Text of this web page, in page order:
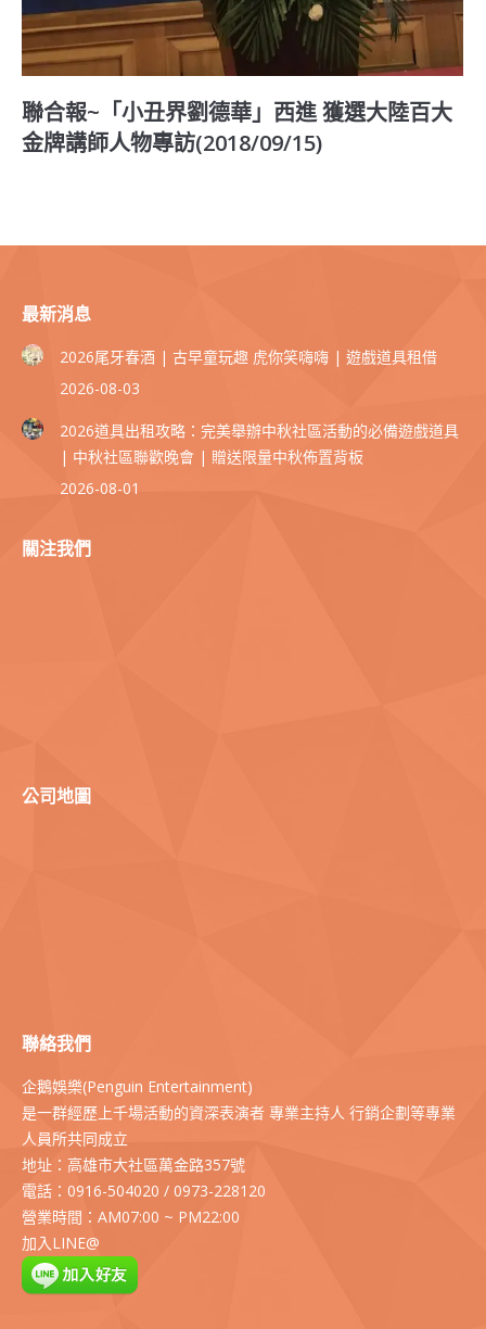
聯合報~「小丑界劉德華」西進 獲選大陸百大
金牌講師人物專訪(2018/09/15)
最新消息
2026尾牙春酒 | 古早童玩趣 虎你笑嗨嗨 | 遊戲道具租借
2026-08-03
2026道具出租攻略：完美舉辦中秋社區活動的必備遊戲道具
| 中秋社區聯歡晚會 | 贈送限量中秋佈置背板
2026-08-01
關注我們
公司地圖
聯絡我們
企鵝娛樂(Penguin Entertainment)
是一群經歷上千場活動的資深表演者 專業主持人 行銷企劃等專業
人員所共同成立
地址：高雄市大社區萬金路357號
電話：0916-504020 / 0973-228120
營業時間：AM07:00 ~ PM22:00
加入LINE@